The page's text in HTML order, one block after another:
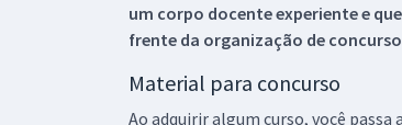
um corpo docente experiente e
frente da organização de
Material para concurso
Ao adquirir algum curso, você